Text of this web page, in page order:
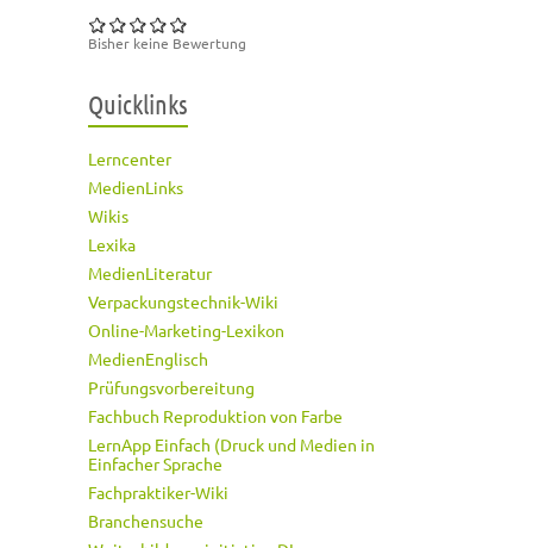
Bisher keine Bewertung
Quicklinks
Lerncenter
MedienLinks
Wikis
Lexika
MedienLiteratur
Verpackungstechnik-Wiki
Online-Marketing-Lexikon
MedienEnglisch
Prüfungsvorbereitung
Fachbuch Reproduktion von Farbe
LernApp Einfach (Druck und Medien in
Einfacher Sprache
Fachpraktiker-Wiki
Branchensuche